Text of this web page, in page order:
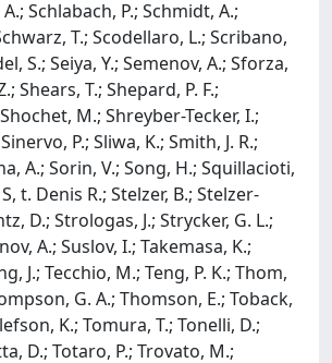
Schlabach, P.; Schmidt, A.;
T.; Scodellaro, L.; Scribano,
S.; Seiya, Y.; Semenov, A.; Sforza,
Shears, T.; Shepard, P. F.;
M.; Shreyber-Tecker, I.;
P.; Sliwa, K.; Smith, J. R.;
A.; Sorin, V.; Song, H.; Squillacioti,
t. Denis R.; Stelzer, B.; Stelzer-
D.; Strologas, J.; Strycker, G. L.;
A.; Suslov, I.; Takemasa, K.;
J.; Tecchio, M.; Teng, P. K.; Thom,
G. A.; Thomson, E.; Toback,
K.; Tomura, T.; Tonelli, D.;
D.; Totaro, P.; Trovato, M.;